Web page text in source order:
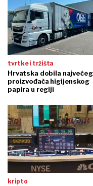
tvrtke i tržišta
Hrvatska dobila najvećeg
proizvođača higijenskog
papira u regiji
kripto